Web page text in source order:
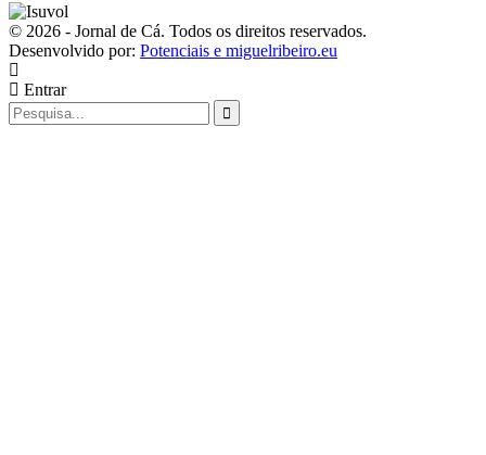
© 2026 - Jornal de Cá. Todos os direitos reservados.
Desenvolvido por: Potenciais e miguelribeiro.eu
Entrar